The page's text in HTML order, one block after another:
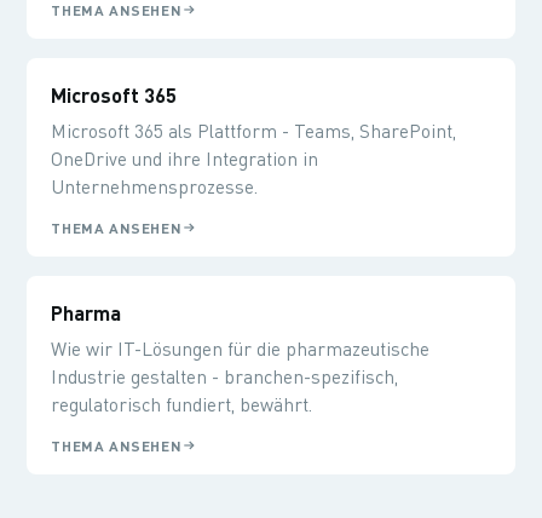
THEMA ANSEHEN
Microsoft 365
Microsoft 365 als Plattform - Teams, SharePoint,
OneDrive und ihre Integration in
Unternehmensprozesse.
THEMA ANSEHEN
Pharma
Wie wir IT-Lösungen für die pharmazeutische
Industrie gestalten - branchen-spezifisch,
regulatorisch fundiert, bewährt.
THEMA ANSEHEN